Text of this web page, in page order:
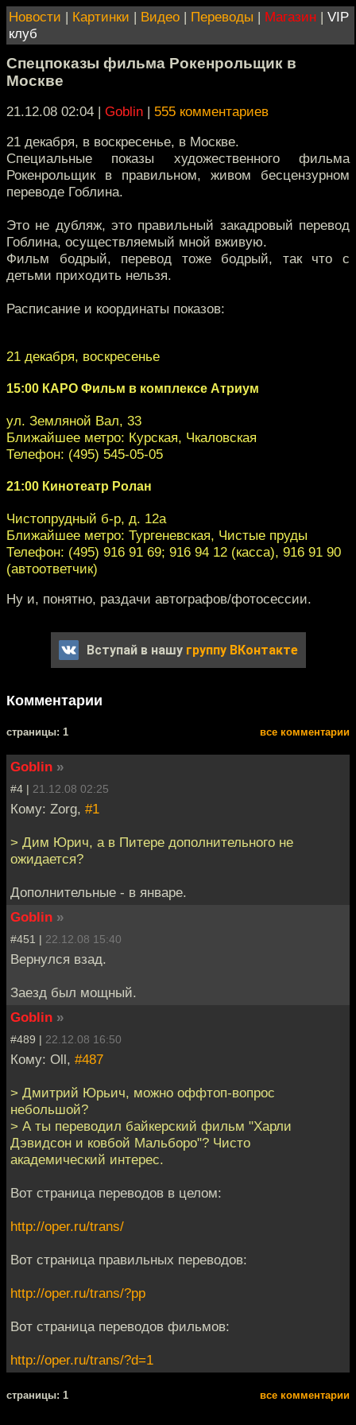
Новости | Картинки | Видео | Переводы | Магазин | VIP
клуб
Спецпоказы фильма Рокенрольщик в
Москве
21.12.08 02:04 | Goblin | 555 комментариев
21 декабря, в воскресенье, в Москве.
Специальные показы художественного фильма
Рокенрольщик в правильном, живом бесцензурном
переводе Гоблина.
Это не дубляж, это правильный закадровый перевод
Гоблина, осуществляемый мной вживую.
Фильм бодрый, перевод тоже бодрый, так что с
детьми приходить нельзя.
Расписание и координаты показов:
21 декабря, воскресенье
15:00 КАРО Фильм в комплексе Атриум
ул. Земляной Вал, 33
Ближайшее метро: Курская, Чкаловская
Телефон: (495) 545-05-05
21:00 Кинотеатр Ролан
Чистопрудный б-р, д. 12а
Ближайшее метро: Тургеневская, Чистые пруды
Телефон: (495) 916 91 69; 916 94 12 (касса), 916 91 90
(автоответчик)
Ну и, понятно, раздачи автографов/фотосессии.
Вступай в нашу группу ВКонтакте
Комментарии
cтраницы: 1 все комментарии
Goblin »
#4 | 21.12.08 02:25
Кому: Zorg, #1
> Дим Юрич, а в Питере дополнительного не
ожидается?
Дополнительные - в январе.
Goblin »
#451 | 22.12.08 15:40
Вернулся взад.
Заезд был мощный.
Goblin »
#489 | 22.12.08 16:50
Кому: Oll, #487
> Дмитрий Юрьич, можно оффтоп-вопрос
небольшой?
> А ты переводил байкерский фильм "Харли
Дэвидсон и ковбой Мальборо"? Чисто
академический интерес.
Вот страница переводов в целом:
http://oper.ru/trans/
Вот страница правильных переводов:
http://oper.ru/trans/?pp
Вот страница переводов фильмов:
http://oper.ru/trans/?d=1
cтраницы: 1 все комментарии